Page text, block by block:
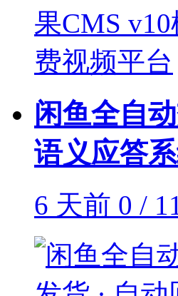
闲鱼全自
语义应答
6 天前 0 /